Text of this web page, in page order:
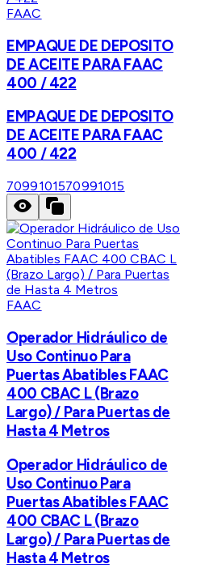
FAAC
EMPAQUE DE DEPOSITO
DE ACEITE PARA FAAC
400 / 422
EMPAQUE DE DEPOSITO
DE ACEITE PARA FAAC
400 / 422
7099101570991015
FAAC
Operador Hidráulico de
Uso Continuo Para
Puertas Abatibles FAAC
400 CBAC L (Brazo
Largo) / Para Puertas de
Hasta 4 Metros
Operador Hidráulico de
Uso Continuo Para
Puertas Abatibles FAAC
400 CBAC L (Brazo
Largo) / Para Puertas de
Hasta 4 Metros